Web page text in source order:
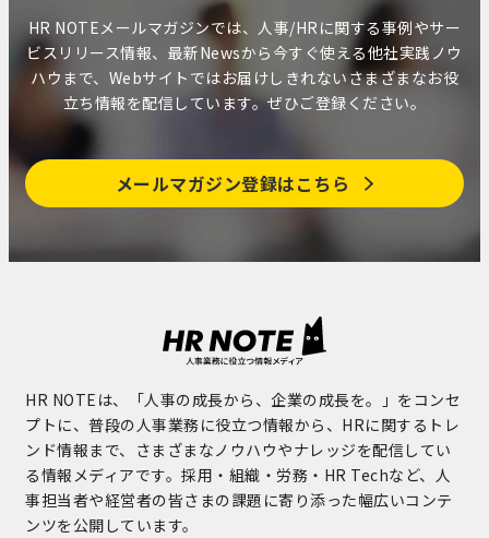
HR NOTEメールマガジンでは、人事/HRに関する事例やサー
ビスリリース情報、最新Newsから今すぐ使える他社実践ノウ
ハウまで、Webサイトではお届けしきれないさまざまなお役
立ち情報を配信しています。ぜひご登録ください。
メールマガジン登録はこちら
HR NOTEは、「人事の成長から、企業の成長を。」をコンセ
プトに、普段の人事業務に役立つ情報から、HRに関するトレ
ンド情報まで、さまざまなノウハウやナレッジを配信してい
る情報メディアです。採用・組織・労務・HR Techなど、人
事担当者や経営者の皆さまの課題に寄り添った幅広いコンテ
ンツを公開しています。